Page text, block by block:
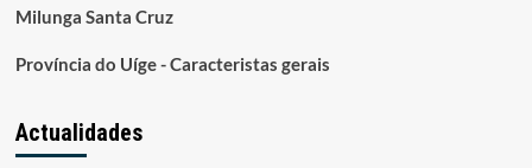
Milunga Santa Cruz
Província do Uíge - Caracteristas gerais
Actualidades